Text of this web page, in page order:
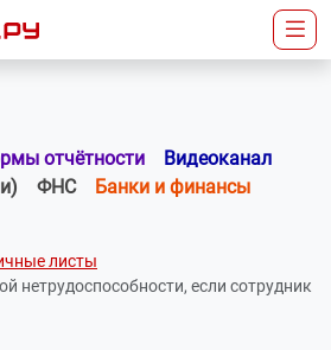
отчётности
Видеоканал
ФНС
Банки и финансы
листы
нетрудоспособности, если сотрудник